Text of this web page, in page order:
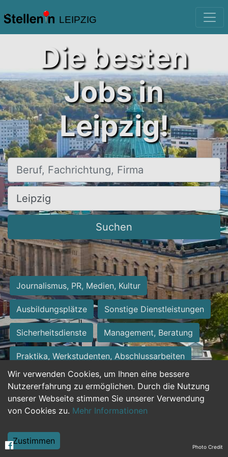
LEIPZIG
Wir verwenden Cookies, um Ihnen eine bessere
Nutzererfahrung zu ermöglichen. Durch die Nutzung
unserer Webseite stimmen Sie unserer Verwendung
von Cookies zu. Mehr Informationen
Zustimmen
Die besten
Jobs in
Leipzig!
Beruf, Fachrichtung, Firma
Ort, Stadt
Suchen
Journalismus, PR, Medien, Kultur
Ausbildungsplätze Sonstige Dienstleistungen
Sicherheitsdienste Management, Beratung
Praktika, Werkstudenten, Abschlussarbeiten
Personalwesen Assistenz, Sekretariat
Hilfskräfte, Aushilfs- und Nebenjobs
Weiterbildung, Studium, duale Ausbildung Photo Credit